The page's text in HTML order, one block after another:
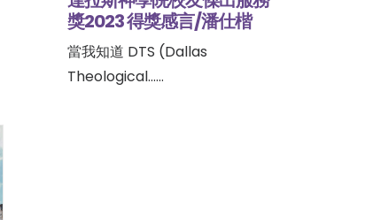
獎2023 得獎感言/潘仕楷
當我知道 DTS (Dallas
Theological……